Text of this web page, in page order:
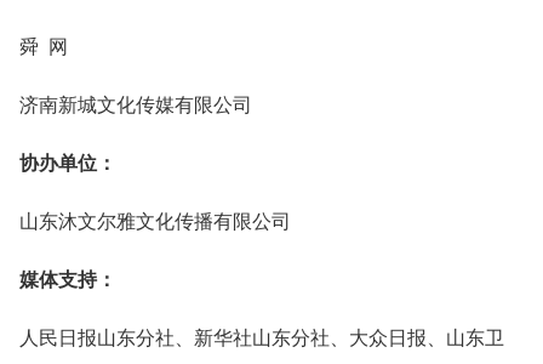
舜 网
济南新城文化传媒有限公司
协办单位：
山东沐文尔雅文化传播有限公司
媒体支持：
人民日报山东分社、新华社山东分社、大众日报、山东卫